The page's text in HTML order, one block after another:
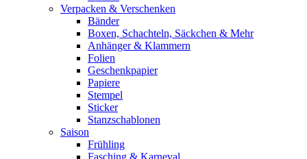
Verpacken & Verschenken
Bänder
Boxen, Schachteln, Säckchen & Mehr
Anhänger & Klammern
Folien
Geschenkpapier
Papiere
Stempel
Sticker
Stanzschablonen
Saison
Frühling
Fasching & Karneval